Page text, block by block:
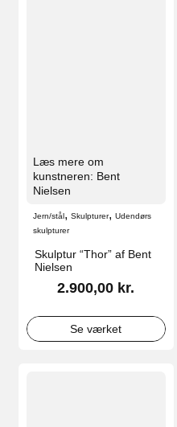
Læs mere om
kunstneren: Bent
Nielsen
Jern/stål,Skulpturer,Udendørs
skulpturer
Skulptur “Thor” af Bent
Nielsen
2.900,00 kr.
Se værket